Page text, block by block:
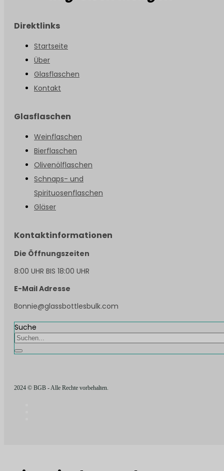
Direktlinks
Startseite
Über
Glasflaschen
Kontakt
Glasflaschen
Weinflaschen
Bierflaschen
Olivenölflaschen
Schnaps- und
Spirituosenflaschen
Gläser
Kontaktinformationen
Die Öffnungszeiten
8:00 UHR BIS 18:00 UHR
E-Mail Adresse
Bonnie@glassbottlesbulk.com
Suche
2024 © BGB - Alle Rechte vorbehalten.